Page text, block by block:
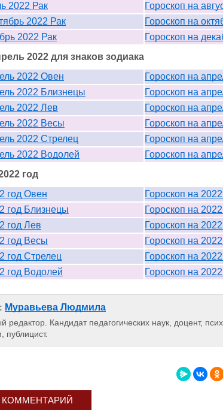
2022 Рак
Гороскоп на
2022 Рак
Гороскоп на
2022 Рак
Гороскоп на
2022 для знаков зодиака
2022 Овен
Гороскоп на
2022 Близнецы
Гороскоп на
2022 Лев
Гороскоп на
2022 Весы
Гороскоп на
2022 Стрелец
Гороскоп на
2022 Водолей
Гороскоп на
год
год Овен
Гороскоп на
год Близнецы
Гороскоп на
год Лев
Гороскоп на
год Весы
Гороскоп на
год Стрелец
Гороскоп на
год Водолей
Гороскоп на
Муравьева Людмила
редактор. Кандидат педагогических наук, доцент,
публицист.
КОММЕНТАРИЙ